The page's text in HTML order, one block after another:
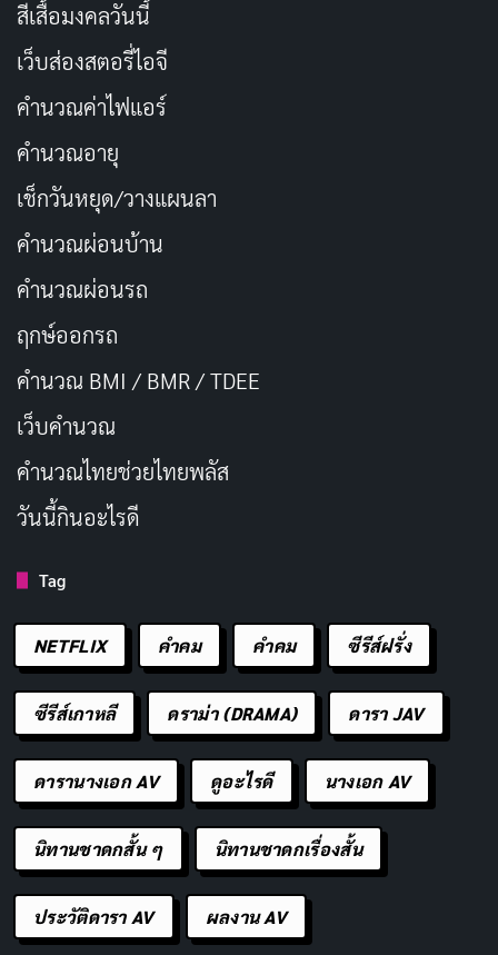
ช่องทางติดตาม
เส้นทางในวงการของ Kana Momonogi
จุดเริ่มต้นก่อนเข้าสู่วงการ
ข้อมูลก่อนเข้าวงการของ
ข้อมูลยืนยันแน่ชัดว่าเธอเคยทำงานอื่นก่อนหรือไม่ แต่จาก
การสัมภาษณ์บางส่วนที่เผยแพร่ในสื่อญี่ปุ่น เธอระบุว่าการ
ทำงานในฐานะนักแสดง AV อย่างเต็มที่ตั้งแต่ต้น
เธอเกิดและเติบโตในกรุงโตเกียว ประเทศญี่ปุ่น มีความ
สนใจในวงการบันเทิงมาตั้งแต่เด็ก และมองว่างานในวงการ
AV เป็นอาชีพที่ต้องใช้ทักษะการแสดงและความตั้งใจจริง
ทำให้ผู้ชมรู้สึกร่วมไปกับตัวละคร
ช่วงเดบิวต์
เดือนกุมภาพันธ์ 2015Kana Momonogi
เปิดตัวด้วยผล
งานเดบิวต์รหัส IPZ-637 จากค่าย Idea Pocket ตั้งแต่เรื่ม
แรกเธอก็ได้รับความสนใจจากแฟน ๆ เนื่องจากลุคที่ดูใส ๆ
รูปร่างเล็กเพียง 153 ซม. สัดส่วน 84-57-83 ซม. อก B cup
แบบสาวน้อย ซึ่งแตกต่างจากนางเอก AV ที่เน้นเซ็กซี่หรือ
สาวโตเต็มตัวในยุคนั้น
ไม่นานหลังเดบิวต์ Idea Pocket ก็ประกาศให้เธอเป็น
สีเสื้อมงคลวันนี้
เว็บส่องสตอรี่ไอจี
คำนวณค่าไฟแอร์
คำนวณอายุ
เช็กวันหยุด/วางแผนลา
คำนวณผ่อนบ้าน
คำนวณผ่อนรถ
ฤกษ์ออกรถ
คำนวณ BMI / BMR / TDEE
เว็บคํานวณ
คํานวณไทยช่วยไทยพลัส
วันนี้กินอะไรดี
Tag
NETFLIX คำคม คําคม ซีรีส์ฝรั่ง
ซีรีส์เกาหลี ดราม่า (DRAMA) ดารา JAV
ดารานางเอก AV ดูอะไรดี นางเอก AV
นิทานชาดกสั้น ๆ นิทานชาดกเรื่องสั้น
ประวัติดารา AV ผลงาน AV